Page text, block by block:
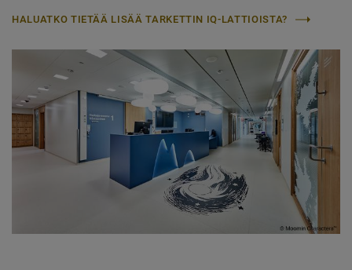
HALUATKO TIETÄÄ LISÄÄ TARKETTIN IQ-LATTIOISTA?